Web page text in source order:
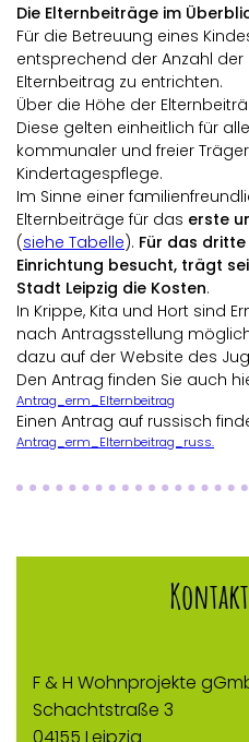
Die Elternbeiträge im
Für die Betreuung eines
entsprechend der Anzahl
Elternbeitrag zu entrichten.
Über die Höhe der
Diese gelten einheitlich für
kommunaler und freier
Kindertagespflege.
Im Sinne einer
Elternbeiträge für das erste
(siehe Tabelle). Für das dritte
Einrichtung besucht, trägt
Stadt Leipzig die Kosten.
In Krippe, Kita und Hort sind
nach Antragsstellung
dazu auf der Website des
Den Antrag finden Sie auch
Antrag_erm_Elternbeitrag
Einen Antrag auf russisch
Antrag_erm_Elternbeitrag_russ.
F & H Wohnprojekte
Schachtstraße 3
04155 Leipzig